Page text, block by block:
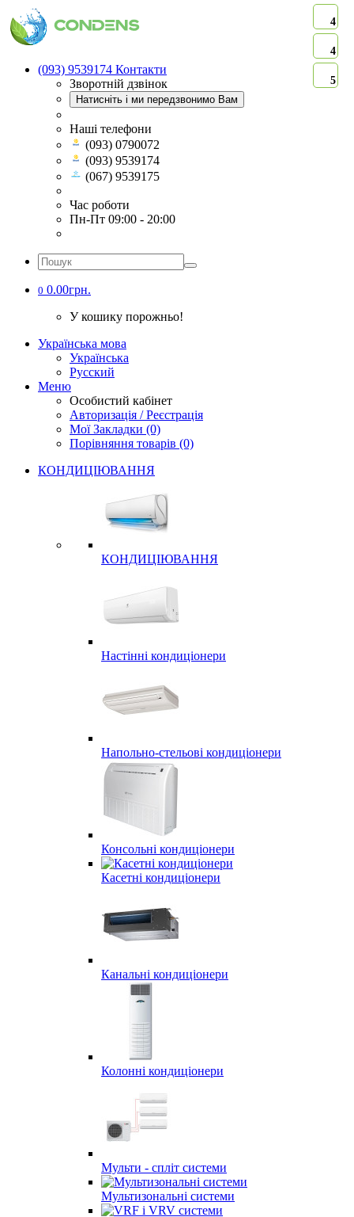
(093) 9539174 Контакти
Зворотній дзвінок
Натисніть і ми передзвонимо Вам
Наші телефони
(093) 0790072
(093) 9539174
(067) 9539175
Час роботи
Пн-Пт 09:00 - 20:00
0 0.00грн.
У кошику порожньо!
Українська мова
Українська
Русский
Меню
Особистий кабінет
Авторизація / Реєстрація
Мої Закладки (0)
Порівняння товарів (0)
КОНДИЦІЮВАННЯ
КОНДИЦІЮВАННЯ
Настінні кондиціонери
Напольно-стельові кондиціонери
Консольні кондиціонери
Касетні кондиціонери
Канальні кондиціонери
Колонні кондиціонери
Мульти - спліт системи
Мультизональні системи
4
4
5